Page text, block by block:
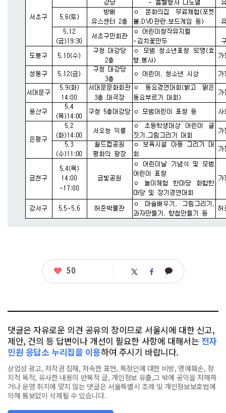
좋
50 트 페 카
댓글은 자유로운 의견 공유의 장이므로 서울시에 대한 신고,
제안, 건의 등 답변이나 개선이 필요한 사항에 대해서는 전자
민원 응답소 누리집을 이용하여 주시기 바랍니다.
상업성 광고, 저작권 침해, 저속한 표현, 특정인에 대한 비방, 명예훼손, 정
치적 목적, 유사한 내용의 반복적 글, 개인정보 유출,그 밖에 공익을 저해하
거나 운영 취지에 맞지 않는 댓글은 서울특별시 조례 및 개인정보보호법에
의해 통보없이 삭제될 수 있습니다.